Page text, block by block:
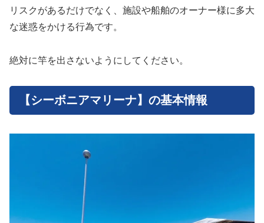
リスクがあるだけでなく、施設や船舶のオーナー様に多大
な迷惑をかける行為です。
絶対に竿を出さないようにしてください。
【シーボニアマリーナ】の基本情報